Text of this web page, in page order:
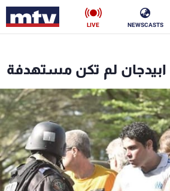
NEWSCASTS
LIVE
ابيدجان لم تكن مستهدفة
ناس
فن
رياضة